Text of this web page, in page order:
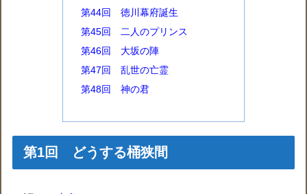
第44回 徳川幕府誕生
第45回 二人のプリンス
第46回 大坂の陣
第47回 乱世の亡霊
第48回 神の君
第1回 どうする桶狭間